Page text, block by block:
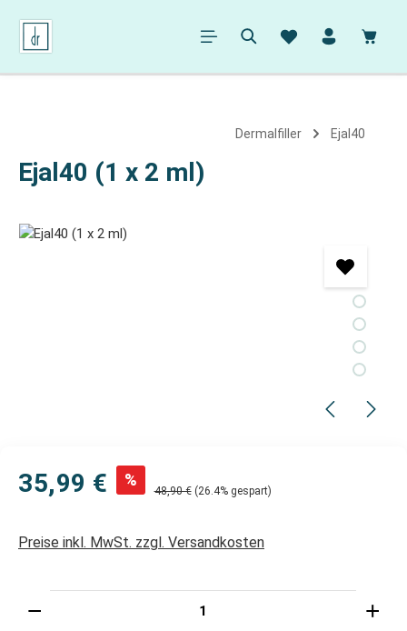
springen
Dermalfiller Ejal40
Ejal40 (1 x 2 ml)
Bildergalerie überspringen
35,99 € %
48,90 € (26.4% gespart)
Preise inkl. MwSt. zzgl. Versandkosten
Produkt Anzahl: Gib den gewünschten Wert ein